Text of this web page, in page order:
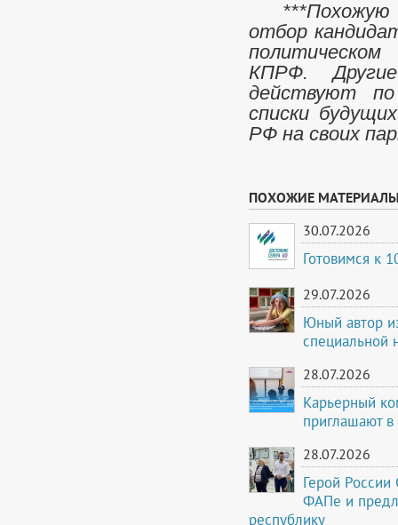
***
отбор
КПРФ.
действуют
списки
РФ на своих
ПОХОЖИЕ
30.07.2026
Готовимся к
29.07.2026
Юный автор
специальной
28.07.2026
Карьерный
приглашают
28.07.2026
Герой
ФАПе и
республику